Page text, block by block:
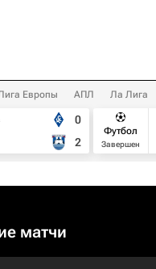
Европы АПЛ Ла Лига
0
2
Футбол
Завершен
матчи